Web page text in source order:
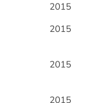
2015
2015
2015
2015